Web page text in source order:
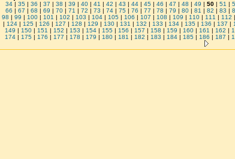
34 | 35 | 36 | 37 | 38 | 39 | 40 | 41 | 42 | 43 | 44 | 45 | 46 | 47 | 48 | 49 | 50 | 51 |
66 | 67 | 68 | 69 | 70 | 71 | 72 | 73 | 74 | 75 | 76 | 77 | 78 | 79 | 80 | 81 | 82 | 83 |
98 | 99 | 100 | 101 | 102 | 103 | 104 | 105 | 106 | 107 | 108 | 109 | 110 | 111 | 112 |
| 124| 125| 126 | 127 | 128 | 129 | 130| 131 | 132 | 133 | 134| 135| 136 | 137 |
149 | 150| 151 | 152 | 153 | 154| 155| 156 | 157 | 158 | 159 | 160| 161 | 162 |
174| 175| 176 | 177 | 178 | 179 | 180| 181 | 182 | 183 | 184| 185| 186 | 187 |